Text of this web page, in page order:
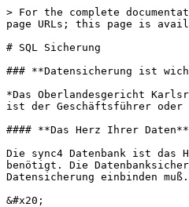
> For the complete
page URLs; this page is
# SQL Sicherung
### **Datensicherung ist
*Das Oberlandesgericht
ist der Geschäftsführer oder
#### **Das Herz Ihrer Daten**
Die sync4 Datenbank ist das
benötigt. Die
Datensicherung einbinden muß.
&#x20;